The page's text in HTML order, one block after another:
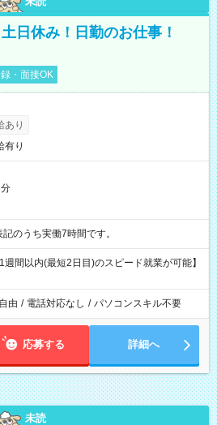
日休み！日勤のお仕事！
・面接OK
あり
有り
18:00 ※表記のうち実働7時間です。
間以内(最短2日目)のスピード就業が可能】
由 / 電話対応なし / パソコンスキル不要
応募する 詳細へ
未読